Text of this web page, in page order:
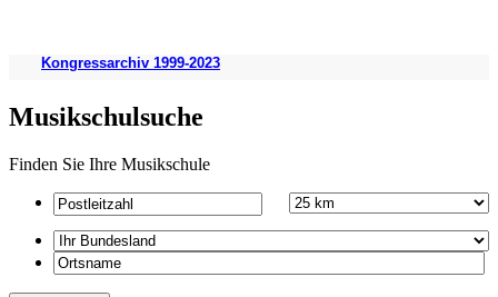
Kongressarchiv 1999-2023
Musikschulsuche
Finden Sie Ihre Musikschule